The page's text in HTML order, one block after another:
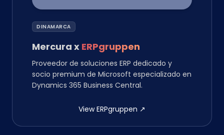
DINAMARCA
Mercura x ERPgruppen
Proveedor de soluciones ERP dedicado y
socio premium de Microsoft especializado en
Dynamics 365 Business Central.
View ERPgruppen ↗